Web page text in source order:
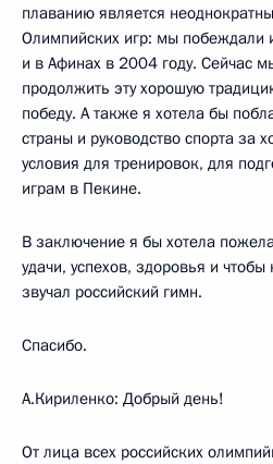
плаванию является
Олимпийских игр: мы побеждали
и в Афинах в 2004 году. Сейчас
продолжить эту хорошую
победу. А также я хотела бы
страны и руководство спорта за
условия для тренировок, для
играм в Пекине.
В заключение я бы хотела
удачи, успехов, здоровья и
звучал российский гимн.
Спасибо.
А.Кириленко: Добрый день!
От лица всех российских